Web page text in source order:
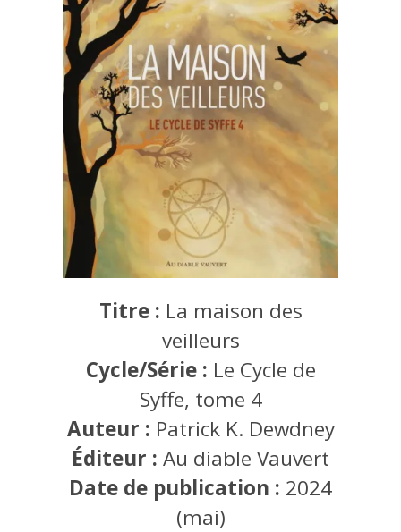
Titre : La maison des
veilleurs
Cycle/Série : Le Cycle de
Syffe, tome 4
Auteur : Patrick K. Dewdney
Éditeur : Au diable Vauvert
Date de publication : 2024
(mai)